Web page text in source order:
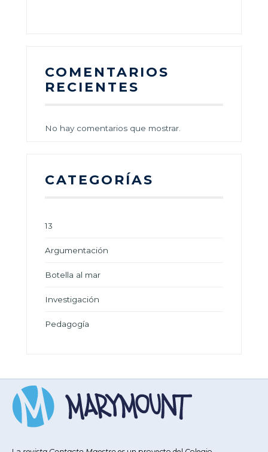
COMENTARIOS
RECIENTES
No hay comentarios que mostrar.
CATEGORÍAS
13
Argumentación
Botella al mar
Investigación
Pedagogía